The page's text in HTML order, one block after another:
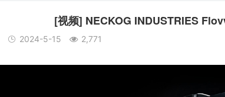
[视频] NECKOG INDUSTRIES
2024-5-15 2,771